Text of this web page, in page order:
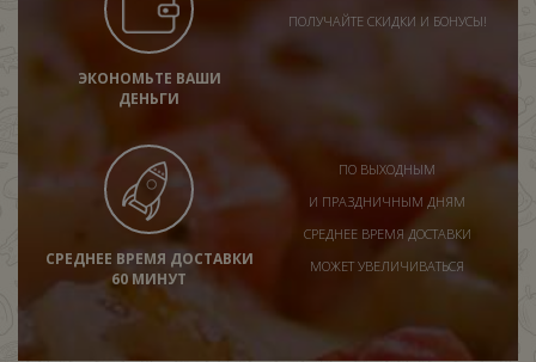
ЭКОНОМЬТЕ ВАШИ
ДЕНЬГИ
ПОЛУЧАЙТЕ СКИДКИ И БОНУСЫ!
СРЕДНЕЕ ВРЕМЯ ДОСТАВКИ
60 МИНУТ
ПО ВЫХОДНЫМ
И ПРАЗДНИЧНЫМ ДНЯМ
СРЕДНЕЕ ВРЕМЯ ДОСТАВКИ
МОЖЕТ УВЕЛИЧИВАТЬСЯ